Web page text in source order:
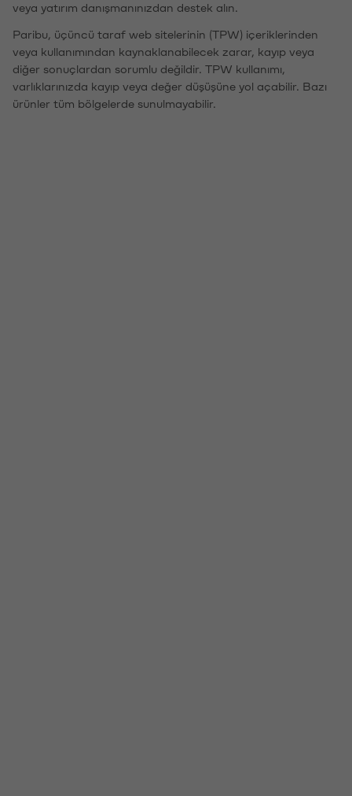
veya yatırım danışmanınızdan destek alın.
Paribu, üçüncü taraf web sitelerinin (TPW) içeriklerinden
veya kullanımından kaynaklanabilecek zarar, kayıp veya
diğer sonuçlardan sorumlu değildir. TPW kullanımı,
varlıklarınızda kayıp veya değer düşüşüne yol açabilir. Bazı
ürünler tüm bölgelerde sunulmayabilir.